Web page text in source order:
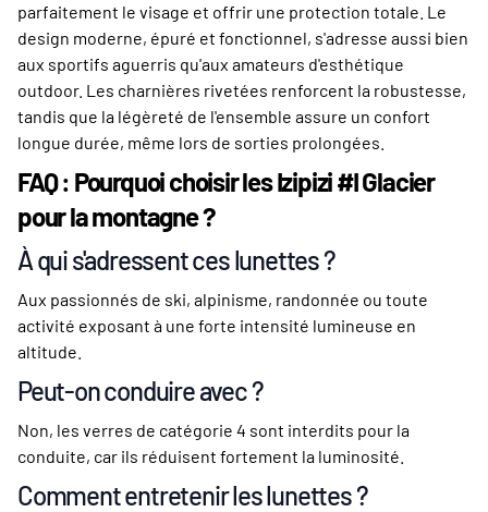
parfaitement le visage et offrir une protection totale. Le
design moderne, épuré et fonctionnel, s'adresse aussi bien
aux sportifs aguerris qu'aux amateurs d'esthétique
outdoor. Les charnières rivetées renforcent la robustesse,
tandis que la légèreté de l'ensemble assure un confort
longue durée, même lors de sorties prolongées.
FAQ : Pourquoi choisir les Izipizi #I Glacier
pour la montagne ?
À qui s'adressent ces lunettes ?
Aux passionnés de ski, alpinisme, randonnée ou toute
activité exposant à une forte intensité lumineuse en
altitude.
Peut-on conduire avec ?
Non, les verres de catégorie 4 sont interdits pour la
conduite, car ils réduisent fortement la luminosité.
Comment entretenir les lunettes ?